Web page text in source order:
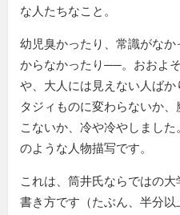
な人たちなこと。
幼児臭かったり、常識がな
からなかったり──。おおよ
や、大人には見えない人ば
タジィものに変わらないか
こないか、冷や冷やしました
のような人物描写です。
これは、筒井氏ならではの
書き方です（たぶん、半分以